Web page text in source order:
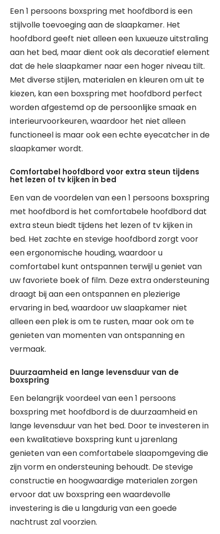
Een 1 persoons boxspring met hoofdbord is een
stijlvolle toevoeging aan de slaapkamer. Het
hoofdbord geeft niet alleen een luxueuze uitstraling
aan het bed, maar dient ook als decoratief element
dat de hele slaapkamer naar een hoger niveau tilt.
Met diverse stijlen, materialen en kleuren om uit te
kiezen, kan een boxspring met hoofdbord perfect
worden afgestemd op de persoonlijke smaak en
interieurvoorkeuren, waardoor het niet alleen
functioneel is maar ook een echte eyecatcher in de
slaapkamer wordt.
Comfortabel hoofdbord voor extra steun tijdens
het lezen of tv kijken in bed
Een van de voordelen van een 1 persoons boxspring
met hoofdbord is het comfortabele hoofdbord dat
extra steun biedt tijdens het lezen of tv kijken in
bed. Het zachte en stevige hoofdbord zorgt voor
een ergonomische houding, waardoor u
comfortabel kunt ontspannen terwijl u geniet van
uw favoriete boek of film. Deze extra ondersteuning
draagt bij aan een ontspannen en plezierige
ervaring in bed, waardoor uw slaapkamer niet
alleen een plek is om te rusten, maar ook om te
genieten van momenten van ontspanning en
vermaak.
Duurzaamheid en lange levensduur van de
boxspring
Een belangrijk voordeel van een 1 persoons
boxspring met hoofdbord is de duurzaamheid en
lange levensduur van het bed. Door te investeren in
een kwalitatieve boxspring kunt u jarenlang
genieten van een comfortabele slaapomgeving die
zijn vorm en ondersteuning behoudt. De stevige
constructie en hoogwaardige materialen zorgen
ervoor dat uw boxspring een waardevolle
investering is die u langdurig van een goede
nachtrust zal voorzien.